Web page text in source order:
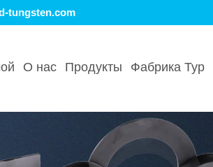
tungsten.com
О нас Продукты Фабрика Тур